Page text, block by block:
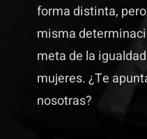
forma distinta,
misma
meta de la
mujeres. ¿Te
nosotras?